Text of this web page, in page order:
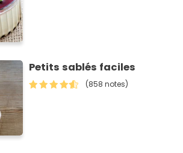
Petits sablés faciles
(858 notes)